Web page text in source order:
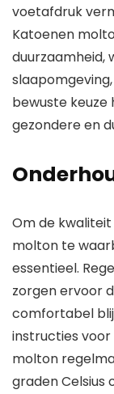
voetafdruk
Katoenen
duurzaamheid,
bewuste
gezondere en
Om de
molton te
essentieel.
zorgen ervoor
comfortabel
instructies voor
molton
graden Celsius